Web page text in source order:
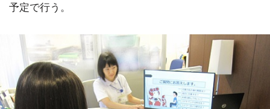
予定で行う。